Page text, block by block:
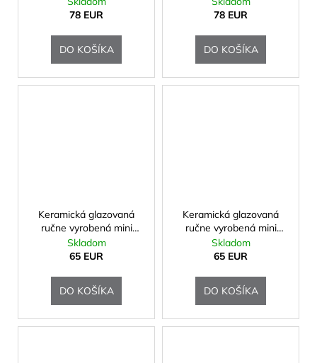
78 EUR
DO KOŠÍKA
78 EUR
DO KOŠÍKA
Keramická glazovaná
ručne vyrobená mini
urna
Skladom
65 EUR
DO KOŠÍKA
Keramická glazovaná
ručne vyrobená mini
urna
Skladom
65 EUR
DO KOŠÍKA